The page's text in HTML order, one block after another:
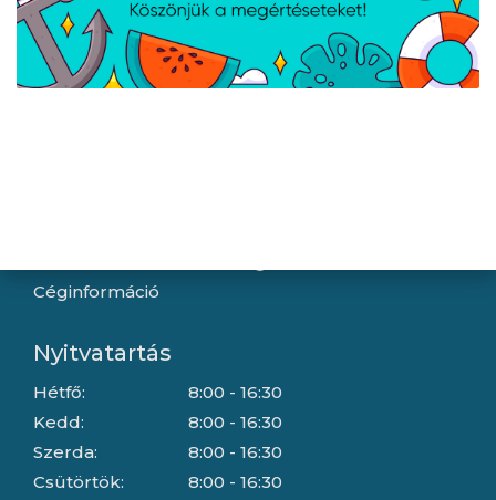
Letöltések
Gyártóink
Céginformáció
Nyitvatartás
Hétfő:
Kedd:
Szerda:
Csütörtök:
8:00 - 16:30
8:00 - 16:30
8:00 - 16:30
8:00 - 16:30